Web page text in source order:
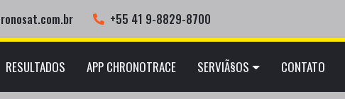
+55 41 9-8829-8700
RESULTADOS APP CHRONOTRACE SERVIÃ§OS CONTATO